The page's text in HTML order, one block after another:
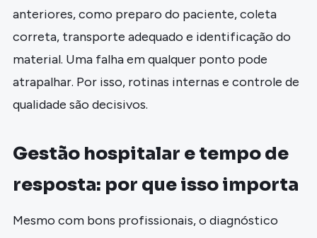
anteriores, como preparo do paciente, coleta
correta, transporte adequado e identificação do
material. Uma falha em qualquer ponto pode
atrapalhar. Por isso, rotinas internas e controle de
qualidade são decisivos.
Gestão hospitalar e tempo de
resposta: por que isso importa
Mesmo com bons profissionais, o diagnóstico